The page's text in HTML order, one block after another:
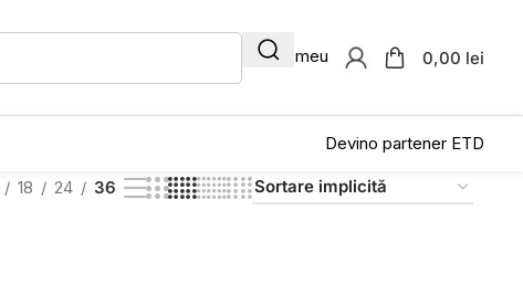
Contul meu 0,00 lei
Devino partener ETD
18 24 36